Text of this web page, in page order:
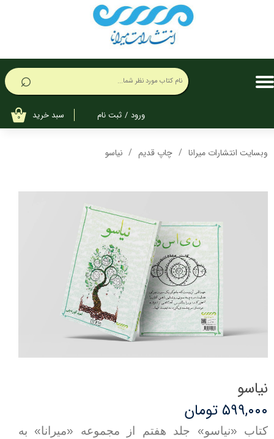
ورود / ثبت نام
تغییر گذر واژه
سفارشات
۰ سبد خرید
⌕
وبسایت انتشارات میرانا چاپ قدیم نیاسو
نیاسو
۵۹۹,۰۰۰ تومان
کتاب «نیاسو» جلد هفتم از مجموعه «میرانا» به